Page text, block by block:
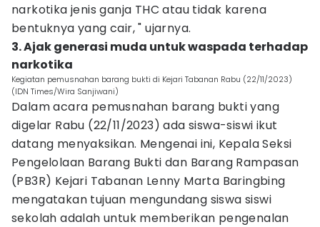
narkotika jenis ganja THC atau tidak karena
bentuknya yang cair, " ujarnya.
3. Ajak generasi muda untuk waspada terhadap
narkotika
Kegiatan pemusnahan barang bukti di Kejari Tabanan Rabu (22/11/2023)
(IDN Times/Wira Sanjiwani)
Dalam acara pemusnahan barang bukti yang
digelar Rabu (22/11/2023) ada siswa-siswi ikut
datang menyaksikan. Mengenai ini, Kepala Seksi
Pengelolaan Barang Bukti dan Barang Rampasan
(PB3R) Kejari Tabanan Lenny Marta Baringbing
mengatakan tujuan mengundang siswa siswi
sekolah adalah untuk memberikan pengenalan